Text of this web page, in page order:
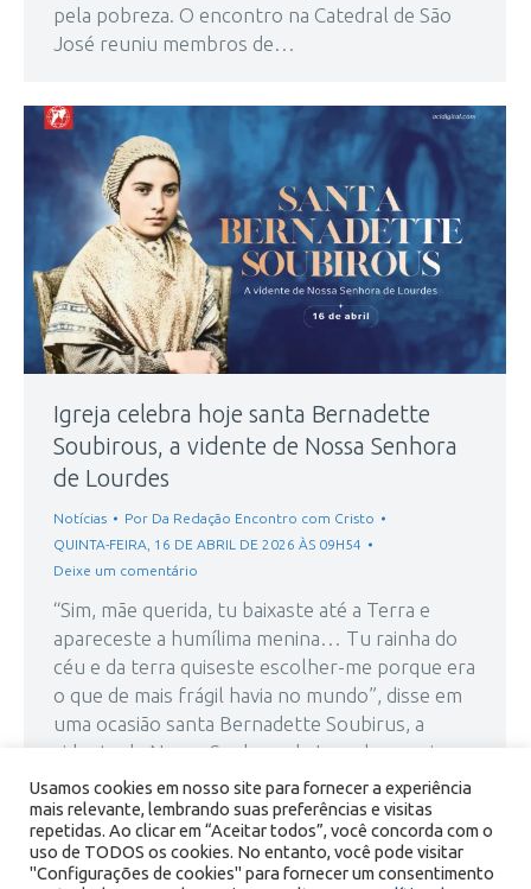
pela pobreza. O encontro na Catedral de São
José reuniu membros de…
Igreja celebra hoje santa Bernadette
Soubirous, a vidente de Nossa Senhora
de Lourdes
Notícias Por Da Redação Encontro com Cristo
QUINTA-FEIRA, 16 DE ABRIL DE 2026 ÀS 09H54
Deixe um comentário
“Sim, mãe querida, tu baixaste até a Terra e
apareceste a humílima menina… Tu rainha do
céu e da terra quiseste escolher-me porque era
o que de mais frágil havia no mundo”, disse em
uma ocasião santa Bernadette Soubirus, a
vidente de Nossa Senhora de Lourdes e cuja
festa se celebra hoje (16). Santa Bernadette…
Usamos cookies em nosso site para fornecer a experiência
mais relevante, lembrando suas preferências e visitas
repetidas. Ao clicar em “Aceitar todos”, você concorda com o
uso de TODOS os cookies. No entanto, você pode visitar
"Configurações de cookies" para fornecer um consentimento